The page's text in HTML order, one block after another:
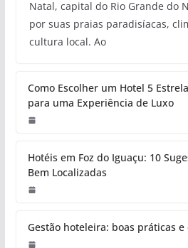
Natal, capital do Rio Grande do
por suas praias paradisíacas,
cultura local. Ao
Como Escolher um Hotel 5
para uma Experiência de Luxo
Hotéis em Foz do Iguaçu: 10
Bem Localizadas
Gestão hoteleira: boas práticas e